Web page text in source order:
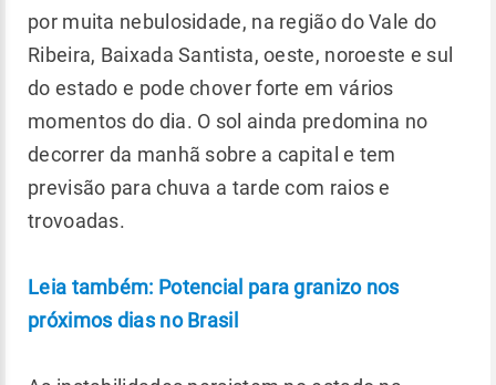
por muita nebulosidade, na região do Vale do
Ribeira, Baixada Santista, oeste, noroeste e sul
do estado e pode chover forte em vários
momentos do dia. O sol ainda predomina no
decorrer da manhã sobre a capital e tem
previsão para chuva a tarde com raios e
trovoadas.
Leia também: Potencial para granizo nos
próximos dias no Brasil